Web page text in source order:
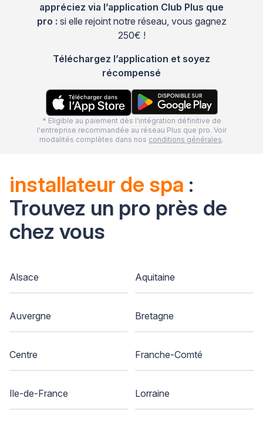
appréciez via l’application Club Plus que
pro : si elle rejoint notre réseau, vous gagnez
250€ !
Téléchargez l’application et soyez
récompensé
* Eligible au paiement dès l'intégration définitive de
l'entreprise recommandée au réseau Plus que pro. Voir
modalités complètes dans nos conditions générales.
installateur de spa :
Trouvez un pro près de
chez vous
Alsace Aquitaine
Auvergne Bretagne
Centre Franche-Comté
Ile-de-France Lorraine